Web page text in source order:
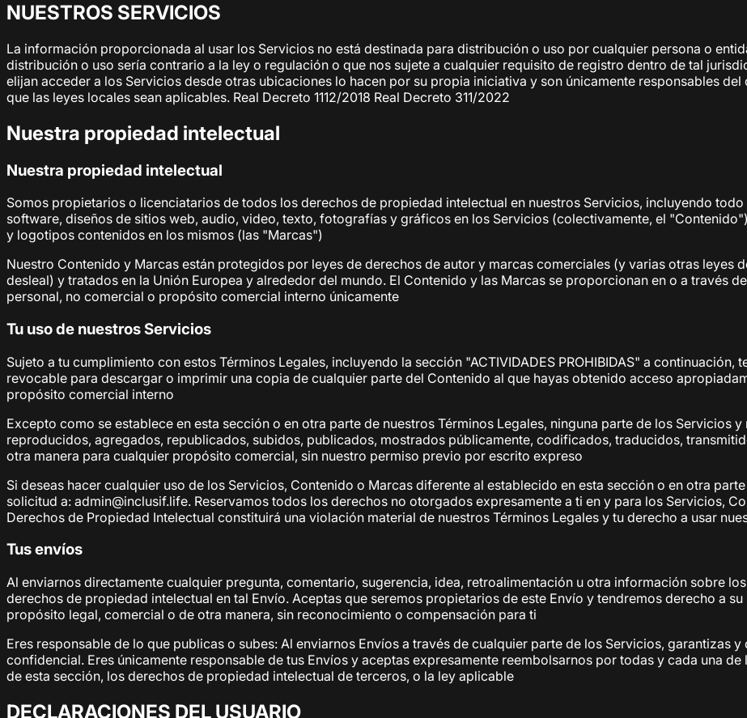
NUESTROS SERVICIOS
La información proporcionada al usar los Servicios no está destinada para distribución o uso por cualquier persona o
distribución o uso sería contrario a la ley o regulación o que nos sujete a cualquier requisito de registro dentro de tal
elijan acceder a los Servicios desde otras ubicaciones lo hacen por su propia iniciativa y son únicamente responsables
que las leyes locales sean aplicables. Real Decreto 1112/2018 Real Decreto 311/2022
Nuestra propiedad intelectual
Nuestra propiedad intelectual
Somos propietarios o licenciatarios de todos los derechos de propiedad intelectual en nuestros Servicios, incluyendo
software, diseños de sitios web, audio, video, texto, fotografías y gráficos en los Servicios (colectivamente, el
y logotipos contenidos en los mismos (las "Marcas")
Nuestro Contenido y Marcas están protegidos por leyes de derechos de autor y marcas comerciales (y varias otras leyes
desleal) y tratados en la Unión Europea y alrededor del mundo. El Contenido y las Marcas se proporcionan en o a través
personal, no comercial o propósito comercial interno únicamente
Tu uso de nuestros Servicios
Sujeto a tu cumplimiento con estos Términos Legales, incluyendo la sección "ACTIVIDADES PROHIBIDAS" a
revocable para descargar o imprimir una copia de cualquier parte del Contenido al que hayas obtenido acceso
propósito comercial interno
Excepto como se establece en esta sección o en otra parte de nuestros Términos Legales, ninguna parte de los Servicios
reproducidos, agregados, republicados, subidos, publicados, mostrados públicamente, codificados, traducidos,
otra manera para cualquier propósito comercial, sin nuestro permiso previo por escrito expreso
Si deseas hacer cualquier uso de los Servicios, Contenido o Marcas diferente al establecido en esta sección o en otra
solicitud a: admin@inclusif.life. Reservamos todos los derechos no otorgados expresamente a ti en y para los Servicios,
Derechos de Propiedad Intelectual constituirá una violación material de nuestros Términos Legales y tu derecho a usar
Tus envíos
Al enviarnos directamente cualquier pregunta, comentario, sugerencia, idea, retroalimentación u otra información sobre
derechos de propiedad intelectual en tal Envío. Aceptas que seremos propietarios de este Envío y tendremos derecho a
propósito legal, comercial o de otra manera, sin reconocimiento o compensación para ti
Eres responsable de lo que publicas o subes: Al enviarnos Envíos a través de cualquier parte de los Servicios, garantizas
confidencial. Eres únicamente responsable de tus Envíos y aceptas expresamente reembolsarnos por todas y cada una
de esta sección, los derechos de propiedad intelectual de terceros, o la ley aplicable
DECLARACIONES DEL USUARIO